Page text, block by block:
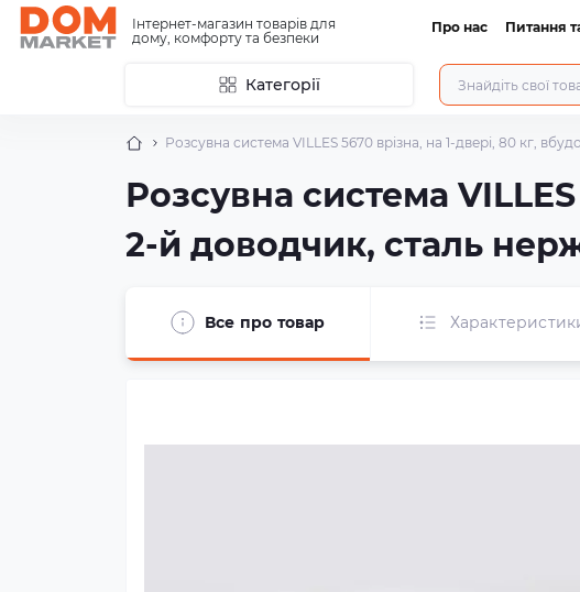
Інтернет-магазин товарів для
дому, комфорту та безпеки
Про нас Питання
Категорії
Розсувна система VILLES 5670 врізна, на 1-двері, 80 кг,
Розсувна система
2-й доводчик, сталь
Все про товар